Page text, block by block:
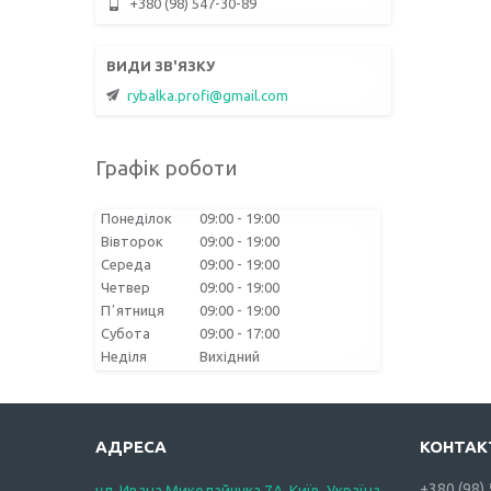
rybalka.profi@gmail.com
Графік роботи
Понеділок 09:00
19:00
Вівторок
09:00
19:00
Середа
09:00
19:00
Четвер
09:00
19:00
Пʼятниця
09:00
19:00
Субота
09:00
17:00
Неділя
Вихідний